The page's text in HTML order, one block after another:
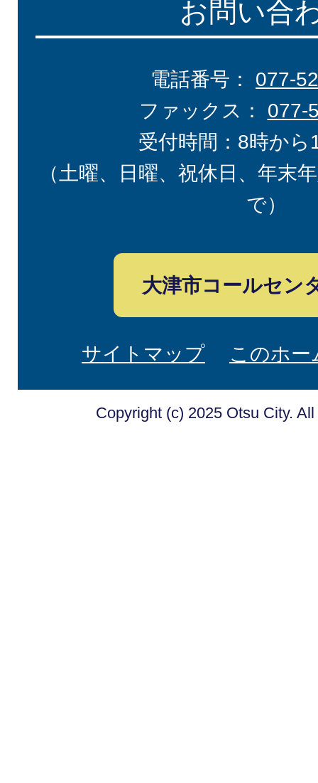
お問い合
電話番号： 077-
ファックス： 077-
受付時間：8時から
（土曜、日曜、祝休日、年末
で）
大津市コールセン
サイトマップ このホ
Copyright (c) 2025 Otsu City.